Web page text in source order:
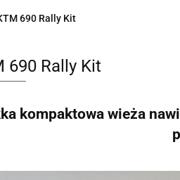
690 Rally Kit
690 Rally Kit
kompaktowa wieża